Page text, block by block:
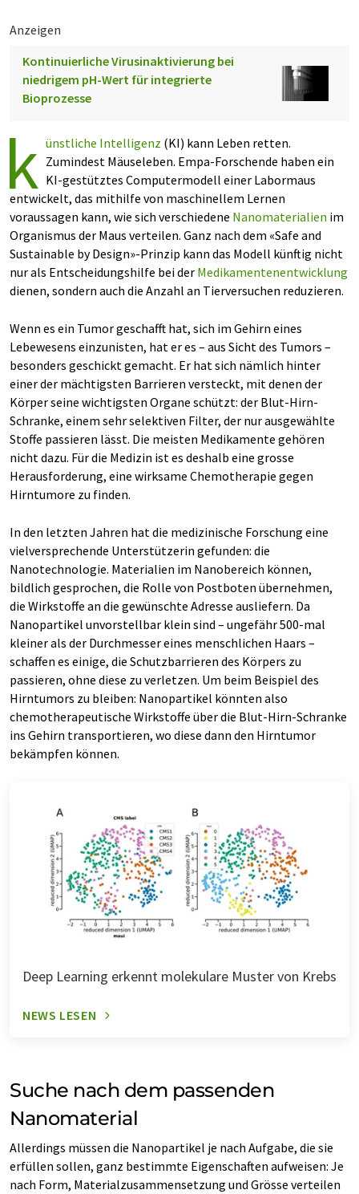
Anzeigen
Kontinuierliche Virusinaktivierung bei
niedrigem pH-Wert für integrierte
Bioprozesse
k ünstliche Intelligenz (KI) kann Leben retten.
Zumindest Mäuseleben. Empa-Forschende haben ein
KI-gestütztes Computermodell einer Labormaus
entwickelt, das mithilfe von maschinellem Lernen
voraussagen kann, wie sich verschiedene Nanomaterialien im
Organismus der Maus verteilen. Ganz nach dem «Safe and
Sustainable by Design»-Prinzip kann das Modell künftig nicht
nur als Entscheidungshilfe bei der Medikamentenentwicklung
dienen, sondern auch die Anzahl an Tierversuchen reduzieren.
Wenn es ein Tumor geschafft hat, sich im Gehirn eines
Lebewesens einzunisten, hat er es – aus Sicht des Tumors –
besonders geschickt gemacht. Er hat sich nämlich hinter
einer der mächtigsten Barrieren versteckt, mit denen der
Körper seine wichtigsten Organe schützt: der Blut-Hirn-
Schranke, einem sehr selektiven Filter, der nur ausgewählte
Stoffe passieren lässt. Die meisten Medikamente gehören
nicht dazu. Für die Medizin ist es deshalb eine grosse
Herausforderung, eine wirksame Chemotherapie gegen
Hirntumore zu finden.
In den letzten Jahren hat die medizinische Forschung eine
vielversprechende Unterstützerin gefunden: die
Nanotechnologie. Materialien im Nanobereich können,
bildlich gesprochen, die Rolle von Postboten übernehmen,
die Wirkstoffe an die gewünschte Adresse ausliefern. Da
Nanopartikel unvorstellbar klein sind – ungefähr 500-mal
kleiner als der Durchmesser eines menschlichen Haars –
schaffen es einige, die Schutzbarrieren des Körpers zu
passieren, ohne diese zu verletzen. Um beim Beispiel des
Hirntumors zu bleiben: Nanopartikel könnten also
chemotherapeutische Wirkstoffe über die Blut-Hirn-Schranke
ins Gehirn transportieren, wo diese dann den Hirntumor
bekämpfen können.
Deep Learning erkennt molekulare Muster von Krebs
NEWS LESEN
Suche nach dem passenden
Nanomaterial
Allerdings müssen die Nanopartikel je nach Aufgabe, die sie
erfüllen sollen, ganz bestimmte Eigenschaften aufweisen: Je
nach Form, Materialzusammensetzung und Grösse verteilen